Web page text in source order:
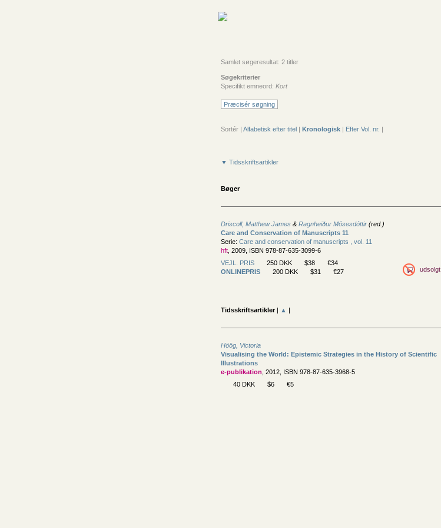
Samlet søgeresultat: 2 titler
Søgekriterier
Specifikt emneord: Kort
Præcisér søgning
Sortér | Alfabetisk efter titel | Kronologisk | Efter Vol. nr. |
▼ Tidsskriftsartikler
Bøger
Driscoll, Matthew James & Ragnheiður Mósesdóttir (red.)
Care and Conservation of Manuscripts 11
Serie: Care and conservation of manuscripts , vol. 11
hft , 2009, ISBN 978-87-635-3099-6
VEJL. PRIS
250 DKK $38
€34
ONLINEPRIS
200 DKK $31 €27 udsolgt
Tidsskriftsartikler| ▲ |
Höög, Victoria
Visualising the World: Epistemic Strategies in the History of Scientific
Illustrations
e-publikation , 2012, ISBN 978-87-635-3968-5
40 DKK
$6 €5